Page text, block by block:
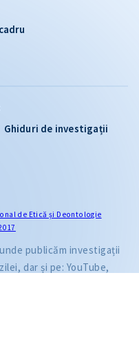
Ghiduri de investigații
de Etică și Deontologie
publicăm investigații
dar și pe: YouTube,